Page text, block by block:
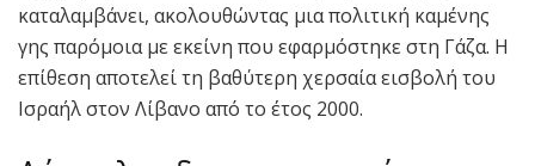
καταλαμβάνει, ακολουθώντας μια πολιτική καμένης
γης παρόμοια με εκείνη που εφαρμόστηκε στη Γάζα. Η
επίθεση αποτελεί τη βαθύτερη χερσαία εισβολή του
Ισραήλ στον Λίβανο από το έτος 2000.